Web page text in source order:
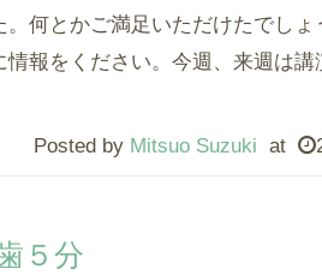
。何とかご満足いただけたでし
情報をください。今週、来週は
Posted by Mitsuo Suzuki at
５分